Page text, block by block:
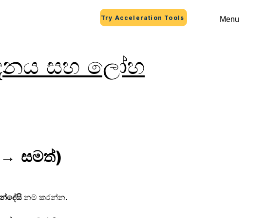
Try Acceleration Tools Menu
සහ ලෝහ
සමත්)
නම් කරන්න.